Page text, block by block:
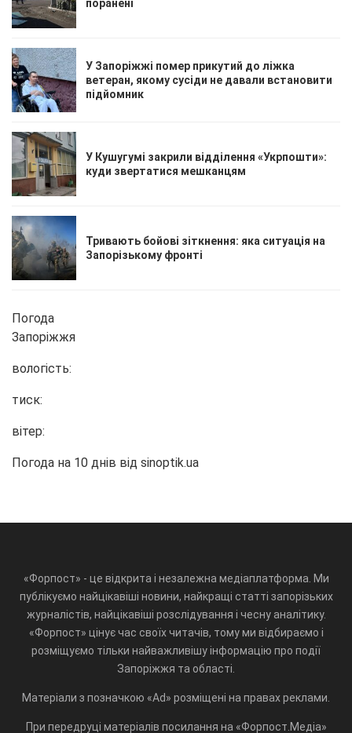
поранені
У Запоріжжі помер прикутий до ліжка
ветеран, якому сусіди не давали встановити
підйомник
У Кушугумі закрили відділення «Укрпошти»:
куди звертатися мешканцям
Тривають бойові зіткнення: яка ситуація на
Запорізькому фронті
Погода
Запоріжжя
вологість:
тиск:
вітер:
Погода на 10 днів від sinoptik.ua
«Форпост» - це відкрита і незалежна медіаплатформа. Ми
публікуємо найцікавіші новини, найкращі статті запорізьких
журналістів, найцікавіші розслідування і чесну аналітику.
«Форпост» цінує час своїх читачів, тому ми відбираємо і
розміщуємо тільки найважливішу інформацію про події
Запоріжжя та області.
Матеріали з позначкою «Ad» розміщені на правах реклами.
При передруці матеріалів посилання на «Форпост.Медіа»